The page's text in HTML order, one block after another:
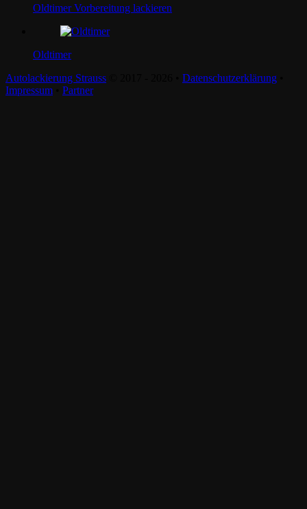
Oldtimer Vorbereitung lackieren
Oldtimer
Autolackierung Strauss
Datenschutzerklärung
Impressum
Partner